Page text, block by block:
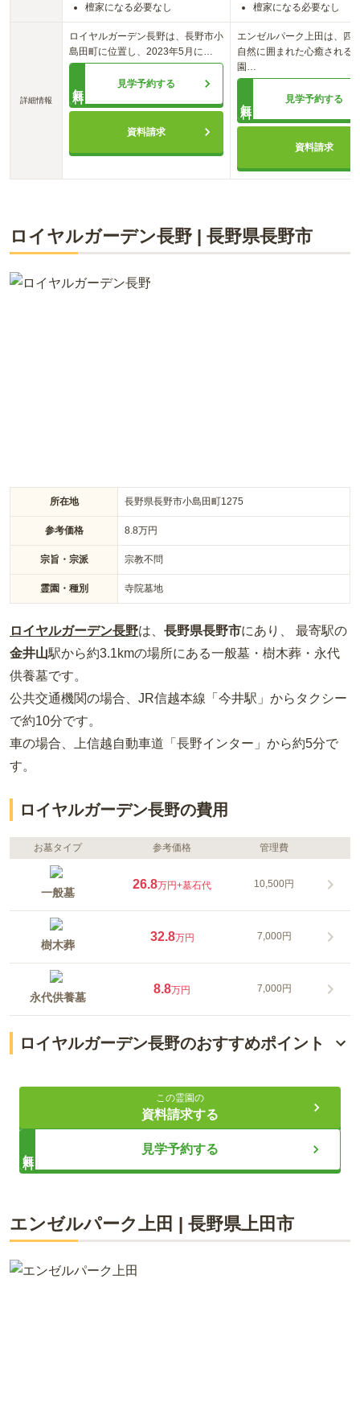
詳細情報
檀家になる必要なし
ロイヤルガーデン長野は、長野市小
島田町に位置し、2023年5月に
見学予約する
資料請求
檀家になる必要なし
エンゼルパーク上田は、四
自然に囲まれた心癒される
園
見学予約する
資料請求
ロイヤルガーデン長野 | 長野県長野市
所在地 長野県長野市小島田町1275
参考価格 8.8万円
宗旨・宗派 宗教不問
霊園・種別 寺院墓地
ロイヤルガーデン長野は、 長野県長野市にあり、 最寄駅の
金井山駅から約3.1kmの場所にある一般墓・樹木葬・永代
供養墓です。
公共交通機関の場合 、JR信越本線「今井駅」からタクシー
で約10分です。
車の場合 、上信越自動車道「長野インター」から約5分で
す。
ロイヤルガーデン長野の費用
お墓タイプ 参考価格 管理費
一般墓
26.8万円+墓石代 10,500円
樹木葬
32.8万円 7,000円
永代供養墓
8.8万円 7,000円
ロイヤルガーデン長野のおすすめポイント
美しい自然に囲まれた霊園の開園
安心のバリアフリー設計とセキュリティ
多彩な供養プランと設備
ロイヤルガーデン長野は、長野市小島田町に位置し、2023年5
この霊園の
資料請求する
見学予約する
エンゼルパーク上田 | 長野県上田市